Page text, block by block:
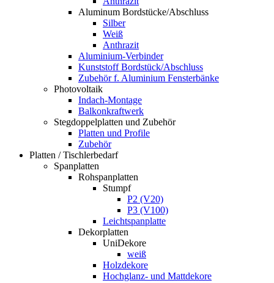
Aluminum Bordstücke/Abschluss
Silber
Weiß
Anthrazit
Aluminium-Verbinder
Kunststoff Bordstück/Abschluss
Zubehör f. Aluminium Fensterbänke
Photovoltaik
Indach-Montage
Balkonkraftwerk
Stegdoppelplatten und Zubehör
Platten und Profile
Zubehör
Platten / Tischlerbedarf
Spanplatten
Rohspanplatten
Stumpf
P2 (V20)
P3 (V100)
Leichtspanplatte
Dekorplatten
UniDekore
weiß
Holzdekore
Hochglanz- und Mattdekore